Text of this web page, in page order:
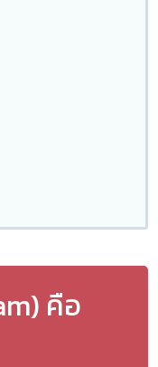
คือ